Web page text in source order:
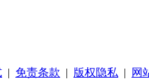
| 免责条款 | 版权隐私 | 网